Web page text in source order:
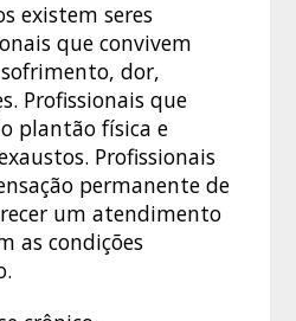
existem seres
que convivem
dor,
Profissionais que
plantão física e
Profissionais
permanente de
um atendimento
as condições